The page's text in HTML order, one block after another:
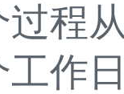
程
作